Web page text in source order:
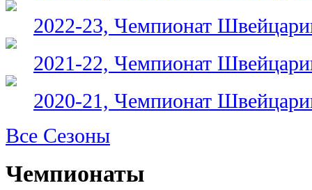
2022-23, Чемпионат
2021-22, Чемпионат
2020-21, Чемпионат
Все Сезоны
Чемпионаты